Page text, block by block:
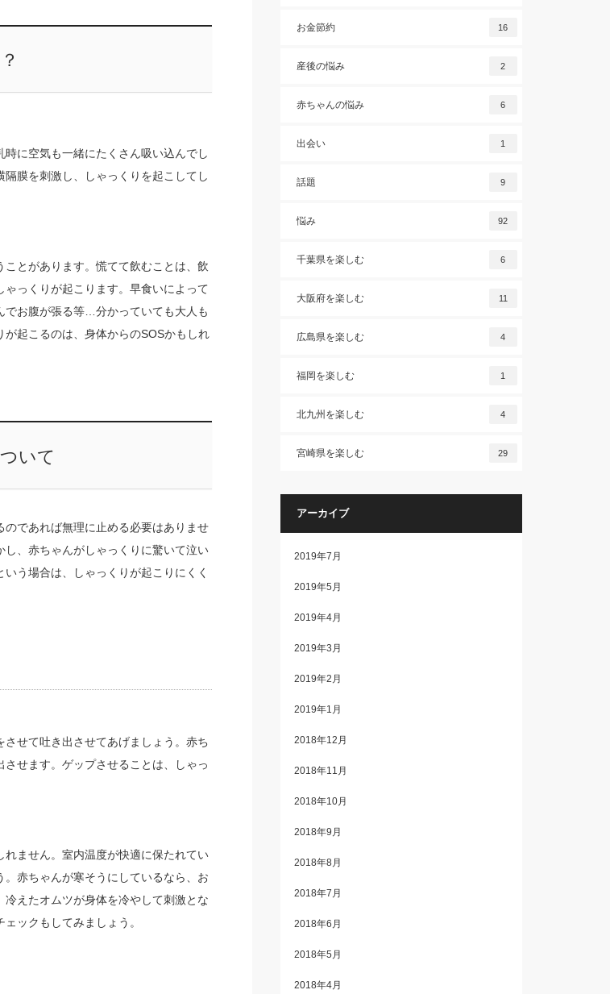
に空気も一緒にたくさん吸い込んでし
膜を刺激し、しゃっくりを起こしてし
とがあります。慌てて飲むことは、飲
っくりが起こります。早食いによって
でお腹が張る等…分かっていても大人も
起こるのは、身体からのSOSかもしれ
いて
であれば無理に止める必要はありませ
、赤ちゃんがしゃっくりに驚いて泣い
う場合は、しゃっくりが起こりにくく
せて吐き出させてあげましょう。赤ち
せます。ゲップさせることは、しゃっ
ません。室内温度が快適に保たれてい
赤ちゃんが寒そうにしているなら、お
えたオムツが身体を冷やして刺激とな
ックもしてみましょう。
お金節約 16
産後の悩み 2
赤ちゃんの悩み 6
出会い 1
話題 9
悩み 92
千葉県を楽しむ 6
大阪府を楽しむ 11
広島県を楽しむ 4
福岡を楽しむ 1
北九州を楽しむ 4
宮崎県を楽しむ 29
アーカイブ
2019年7月
2019年5月
2019年4月
2019年3月
2019年2月
2019年1月
2018年12月
2018年11月
2018年10月
2018年9月
2018年8月
2018年7月
2018年6月
2018年5月
2018年4月